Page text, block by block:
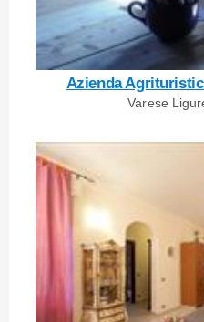
Azienda
Varese